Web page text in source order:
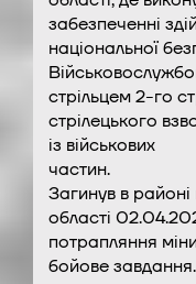
забезпеченні
національної
стрільцем 2-го
стрілецького
із військових
частин.
Загинув в районі
області
потрапляння
бойове